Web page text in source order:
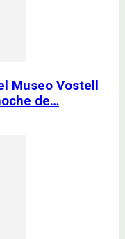
Museo Vostell
de…